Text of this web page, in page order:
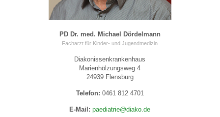
PD Dr. med. Michael Dördelmann
Facharzt für Kinder- und Jugendmedizin
Diakonissenkrankenhaus
Marienhölzungsweg 4
24939 Flensburg
Telefon: 0461 812 4701
E-Mail: paediatrie@diako.de